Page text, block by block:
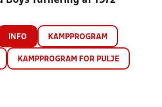
INFO KAMPPROGRAM
KAMPPROGRAM FOR PULJE